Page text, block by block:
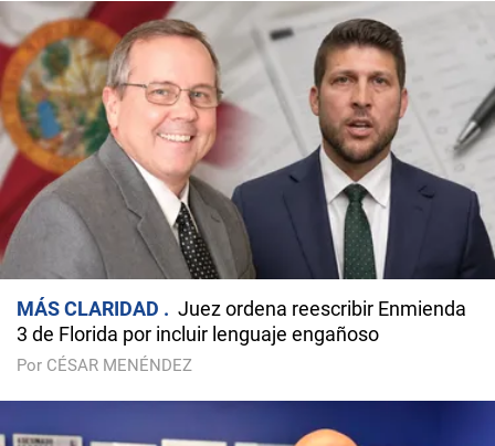
MÁS CLARIDAD
Juez ordena reescribir Enmienda
3 de Florida por incluir lenguaje engañoso
Por CÉSAR MENÉNDEZ